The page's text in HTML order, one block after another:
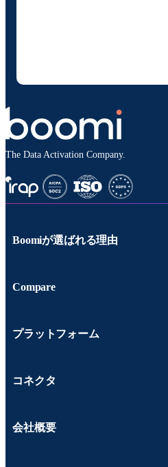
The Data Activation Company.
Boomiが選ばれる理由
Compare
プラットフォーム
コネクタ
会社概要